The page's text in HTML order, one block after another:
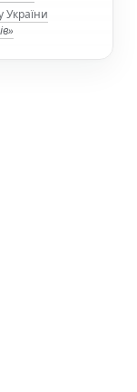
України